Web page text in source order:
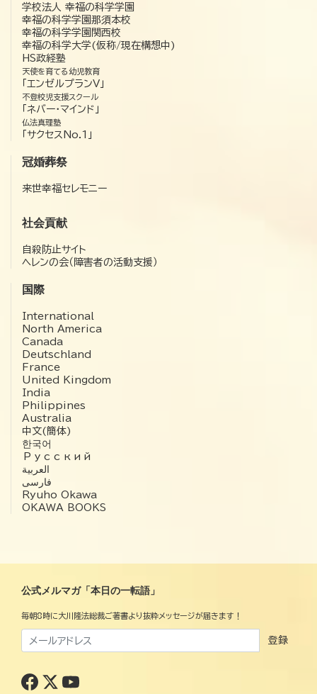
学校法人 幸福の科学学園
幸福の科学学園那須本校
幸福の科学学園関西校
幸福の科学大学(仮称/現在構想中)
HS政経塾
天使を育てる幼児教育
「エンゼルプランV」
不登校児支援スクール
「ネバー・マインド」
仏法真理塾
「サクセスNo.1」
冠婚葬祭
来世幸福セレモニー
社会貢献
自殺防止サイト
ヘレンの会（障害者の活動支援）
国際
International
North America
Canada
Deutschland
France
United Kingdom
India
Philippines
Australia
中文(簡体)
한국어
Русский
العربية‏
فارسی
Ryuho Okawa
OKAWA BOOKS
公式メルマガ「本日の一転語」
毎朝8時に大川隆法総裁ご著書より抜粋メッセージが届きます！
登録